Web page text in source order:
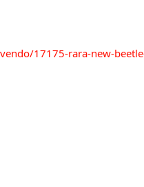
17175-rara-new-